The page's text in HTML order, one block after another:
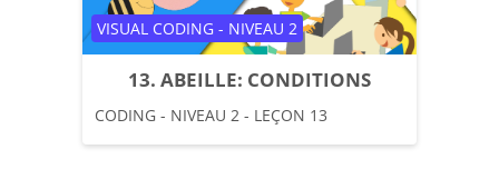
13. ABEILLE: CONDITIONS
Catégorie de cours
VISUAL CODING - NIVEAU 2
CODING - NIVEAU 2 - LEÇON 13